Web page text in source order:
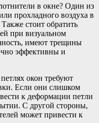
в окне? Один из
прохладного воздуха в
стоит обратить
при визуальном
имеют трещины
эффективны и
окон требуют
Если они слишком
к деформации петли
С другой стороны,
может привести к